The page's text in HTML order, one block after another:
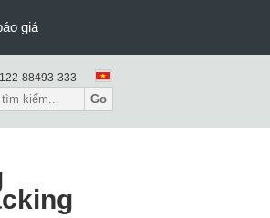
giá
88493-333
Go